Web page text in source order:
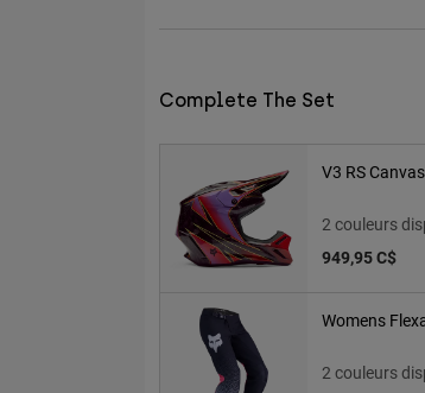
Complete The Set
V3 RS
2 couleurs
949,95 C$
Womens
2 couleurs